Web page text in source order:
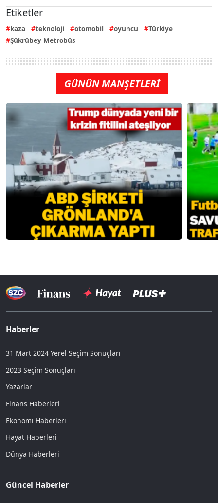
Etiketler
kaza teknoloji otomobil oyuncu
Türkiye
Şükrübey Metrobüs
GÜNÜN MANŞETLERİ
Haberler
31 Mart 2024 Yerel Seçim Sonuçları
2023 Seçim Sonuçları
Yazarlar
Finans Haberleri
Ekonomi Haberleri
Hayat Haberleri
Dünya Haberleri
Güncel Haberler